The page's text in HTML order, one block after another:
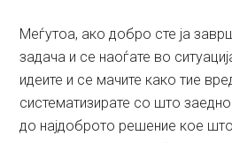
Меѓутоа, ако добро сте ја
задача и се наоѓате во
идеите и се мачите како тие
систематизирате со што
до најдоброто решение кое